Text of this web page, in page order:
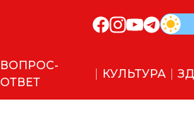
ВОПРОС-
ОТВЕТ
КУЛЬТУРА